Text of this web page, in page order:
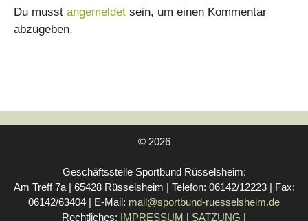
Du musst angemeldet sein, um einen Kommentar
abzugeben.
© 2026
Geschäftsstelle Sportbund Rüsselsheim:
Am Treff 7a | 65428 Rüsselsheim | Telefon: 06142/12223 | Fax:
06142/63404 | E-Mail: mail@sportbund-ruesselsheim.de
Rechtliches: IMPRESSUM | SATZUNG |